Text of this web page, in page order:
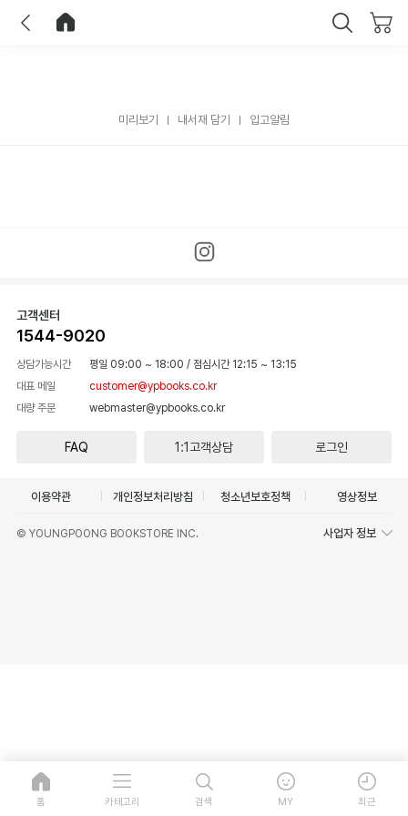
미리보기 내서재 담기 입고알림
고객센터
1544-9020
상담가능시간 평일 09:00 ~ 18:00 / 점심시간 12:15 ~ 13:15
대표 메일
customer@ypbooks.co.kr
대량 주문
webmaster@ypbooks.co.kr
FAQ 1:1고객상담 로그인
이용약관 개인정보처리방침 청소년보호정책 영상정보
© YOUNGPOONG BOOKSTORE INC. 사업자 정보
홈 카테고리 검색 MY 최근